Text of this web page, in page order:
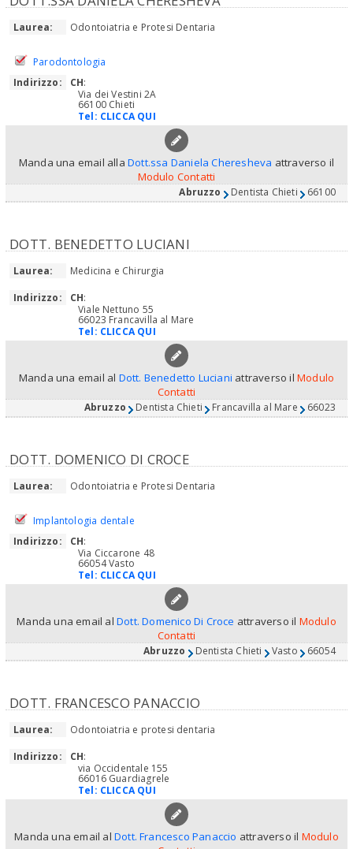
Laurea: Odontoiatria e Protesi Dentaria
Parodontologia
Indirizzo:
CH:
Via dei Vestini 2A
66100 Chieti
Tel: CLICCA QUI
Manda una email allaDott.ssa Daniela Cheresheva attraverso il
Modulo Contatti
Abruzzo Dentista Chieti 66100
DOTT. BENEDETTO LUCIANI
Laurea:
Medicina e Chirurgia
Indirizzo:
CH:
Viale Nettuno 55
66023 Francavilla al Mare
Tel: CLICCA QUI
Manda una email al Dott. Benedetto Luciani attraverso ilModulo
Contatti
Abruzzo Dentista Chieti Francavilla al Mare 66023
DOTT. DOMENICO DI CROCE
Laurea: Odontoiatria e Protesi Dentaria
Implantologia dentale
Indirizzo:
CH:
Via Ciccarone 48
66054 Vasto
Tel: CLICCA QUI
Manda una email al Dott. Domenico Di Croce attraverso il Modulo
Contatti
Abruzzo Dentista Chieti Vasto 66054
DOTT. FRANCESCO PANACCIO
Laurea:
Odontoiatria e protesi dentaria
Indirizzo:
CH:
via Occidentale 155
66016 Guardiagrele
Tel: CLICCA QUI
Manda una email al Dott. Francesco Panaccio attraverso il Modulo